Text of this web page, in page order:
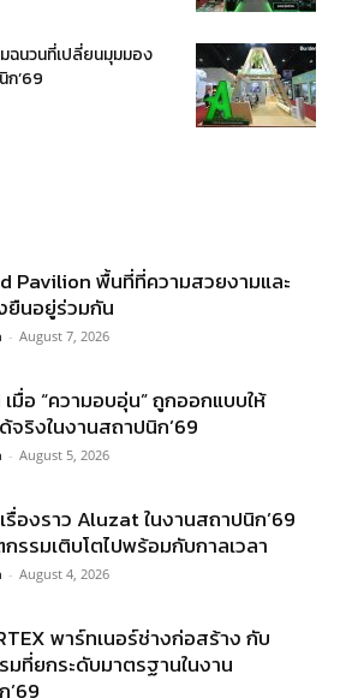
ฉนวนที่เปลี่ยนมุมมอง
ก’69
Pavilion พื้นที่ที่ความสวยงามและ
ยืนอยู่ร่วมกัน
- August 7, 2026
มื่อ “ความอบอุ่น” ถูกออกแบบให้
จริงในงานสถาปนิก’69
- August 5, 2026
รื่องราว Aluzat ในงานสถาปนิก’69
รรมเติบโตไปพร้อมกับกาลเวลา
- August 4, 2026
พาร์ทเนอร์ช่างก่อสร้าง กับ
มที่ยกระดับมาตรฐานในงาน
’69